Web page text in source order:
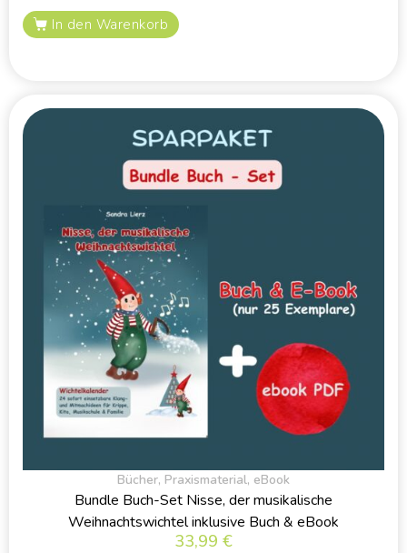
In den Warenkorb
Bücher, Praxismaterial, eBook
Bundle Buch-Set Nisse, der musikalische
Weihnachtswichtel inklusive Buch & eBook
33,99 €